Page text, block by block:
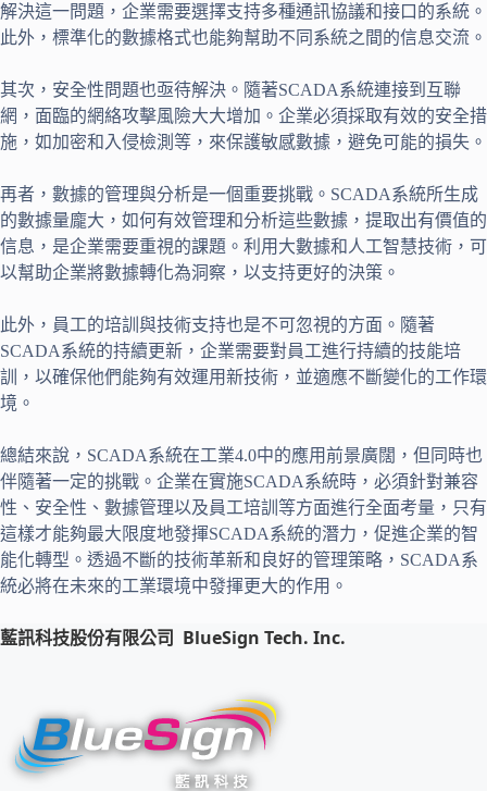
解決這一問題，企業需要選擇支持多種通訊協議和接口的系統。
此外，標準化的數據格式也能夠幫助不同系統之間的信息交流。
其次，安全性問題也亟待解決。隨著SCADA系統連接到互聯
網，面臨的網絡攻擊風險大大增加。企業必須採取有效的安全措
施，如加密和入侵檢測等，來保護敏感數據，避免可能的損失。
再者，數據的管理與分析是一個重要挑戰。SCADA系統所生成
的數據量龐大，如何有效管理和分析這些數據，提取出有價值的
信息，是企業需要重視的課題。利用大數據和人工智慧技術，可
以幫助企業將數據轉化為洞察，以支持更好的決策。
此外，員工的培訓與技術支持也是不可忽視的方面。隨著
SCADA系統的持續更新，企業需要對員工進行持續的技能培
訓，以確保他們能夠有效運用新技術，並適應不斷變化的工作環
境。
總結來說，SCADA系統在工業4.0中的應用前景廣闊，但同時也
伴隨著一定的挑戰。企業在實施SCADA系統時，必須針對兼容
性、安全性、數據管理以及員工培訓等方面進行全面考量，只有
這樣才能夠最大限度地發揮SCADA系統的潛力，促進企業的智
能化轉型。透過不斷的技術革新和良好的管理策略，SCADA系
統必將在未來的工業環境中發揮更大的作用。
藍訊科技股份有限公司 BlueSign Tech. Inc.